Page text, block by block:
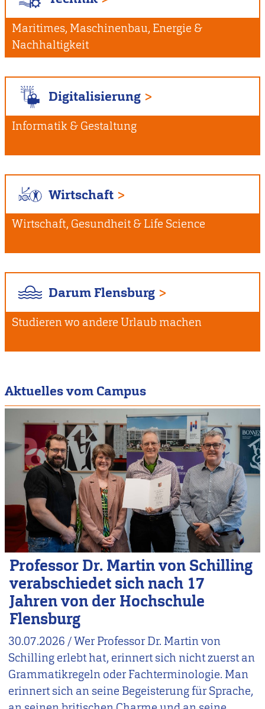
Maritimes, Maschinenbau, Energie &
Nachhaltigkeit
Digitalisierung
Informatik & Gestaltung
Wirtschaft
Wirtschaft, Gesundheit & Life Science
Darum Flensburg
Studieren wo andere Urlaub machen
Aktuelles vom Campus
Professor Dr. Martin von Schilling
verabschiedet sich nach 17
Jahren von der Hochschule
Flensburg
30.07.2026 /Wer Professor Dr. Martin von
Schilling erlebt hat, erinnert sich nicht zuerst an
Grammatikregeln oder Fachterminologie. Man
erinnert sich an seine Begeisterung für Sprache,